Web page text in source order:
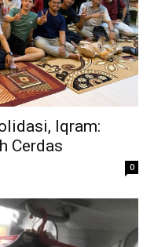
Iqram:
Cerdas
0